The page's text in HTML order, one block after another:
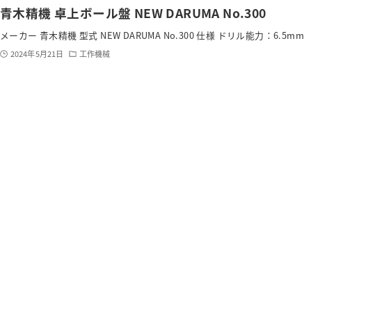
青木精機 卓上ボール盤 NEW DARUMA No.300
メーカー 青木精機 型式 NEW DARUMA No.300 仕様 ドリル能力：6.5mm
2024年5月21日 工作機械